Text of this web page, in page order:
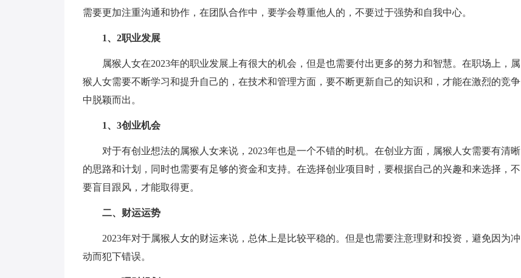
需要更加注重沟通和协作，在团队合作中，要学会尊重他人的，不要过于强势和自我中心。
1、2职业发展
属猴人女在2023年的职业发展上有很大的机会，但是也需要付出更多的努力和智慧。在职场上，属
猴人女需要不断学习和提升自己的，在技术和管理方面，要不断更新自己的知识和，才能在激烈的竞争
中脱颖而出。
1、3创业机会
对于有创业想法的属猴人女来说，2023年也是一个不错的时机。在创业方面，属猴人女需要有清晰
的思路和计划，同时也需要有足够的资金和支持。在选择创业项目时，要根据自己的兴趣和来选择，不
要盲目跟风，才能取得更。
二、财运运势
2023年对于属猴人女的财运来说，总体上是比较平稳的。但是也需要注意理财和投资，避免因为冲
动而犯下错误。